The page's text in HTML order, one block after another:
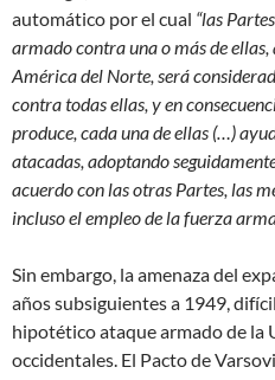
automático por el cual “las
armado contra una o más de
América del Norte, será
contra todas ellas, y en
produce, cada una de ellas (…)
atacadas, adoptando
acuerdo con las otras Partes, las
incluso el empleo de la fuerza
Sin embargo, la amenaza del
años subsiguientes a 1949,
hipotético ataque armado de la
occidentales. El Pacto de